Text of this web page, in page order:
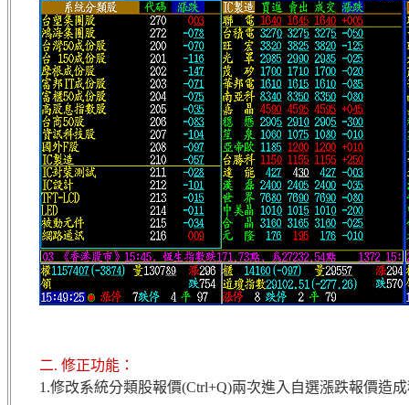
二. 修正功能：
1.修改系統分類股報價(Ctrl+Q)兩次進入自選漲跌報價造